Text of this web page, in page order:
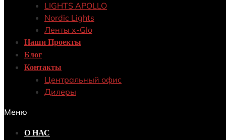
LIGHTS APOLLO
Nordic Lights
Ленты x-Glo
Наши Проекты
Блог
Контакты
Центральный офис
Дилеры
Меню
О НАС